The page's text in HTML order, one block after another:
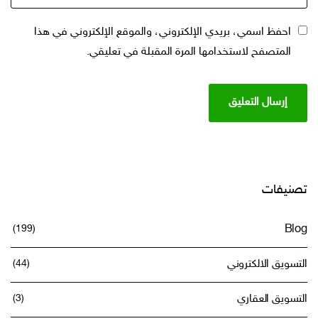
احفظ اسمي، بريدي الإلكتروني، والموقع الإلكتروني في هذا
المتصفح لاستخدامها المرة المقبلة في تعليقي.
تصنيفات
Blog
(199)
التسويق الالكتروني (44)
التسويق العقاري (3)